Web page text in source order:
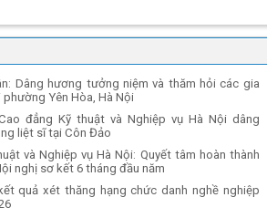
Dâng hương tưởng niệm và thăm hỏi các gia
Yên Hòa, Hà Nội
đẳng Kỹ thuật và Nghiệp vụ Hà Nội dâng
liệt sĩ tại Côn Đảo
và Nghiệp vụ Hà Nội: Quyết tâm hoàn thành
nghị sơ kết 6 tháng đầu năm
quả xét thăng hạng chức danh nghề nghiệp